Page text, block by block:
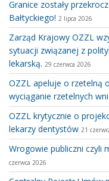
Granice zostały
Bałtyckiego! 2 lipca 2026
Zarząd Krajowy OZZL
sytuacji związanej z
lekarską. 29 czerwca 2026
OZZL apeluje o rzetelną
wyciąganie rzetelnych
OZZL krytycznie o
lekarzy dentystów 21
Wrogowie publiczni czyli
czerwca 2026